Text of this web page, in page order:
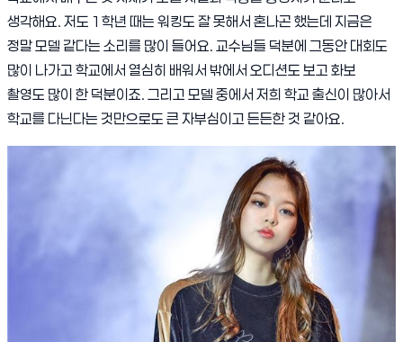
생각해요. 저도 1 학년 때는 워킹도 잘 못해서 혼나곤 했는데 지금은
정말 모델 같다는 소리를 많이 들어요. 교수님들 덕분에 그동안 대회도
많이 나가고 학교에서 열심히 배워서 밖에서 오디션도 보고 화보
촬영도 많이 한 덕분이죠. 그리고 모델 중에서 저희 학교 출신이 많아서
학교를 다닌다는 것만으로도 큰 자부심이고 든든한 것 같아요.